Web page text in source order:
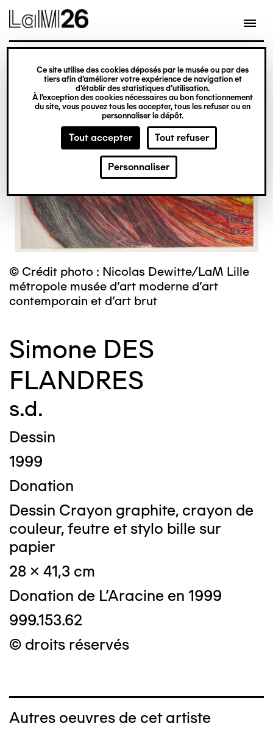
Gestion des cookies
Ce site utilise des cookies déposés par le musée ou par des
tiers afin d’améliorer votre expérience de navigation et
d’établir des statistiques d’utilisation.
À l’exception des cookies nécessaires au bon fonctionnement
du site, vous pouvez tous les accepter, tous les refuser ou en
personnaliser le dépôt.
Tout accepter Tout refuser
Personnaliser
contenu
© Crédit photo : Nicolas Dewitte/LaM Lille
métropole musée d’art moderne d’art
contemporain et d’art brut
Simone DES
FLANDRES
s.d.
Dessin
1999
Donation
Dessin Crayon graphite, crayon de
couleur, feutre et stylo bille sur
papier
28 x 41,3 cm
Donation de L'Aracine en 1999
999.153.62
© droits réservés
Autres oeuvres de cet artiste